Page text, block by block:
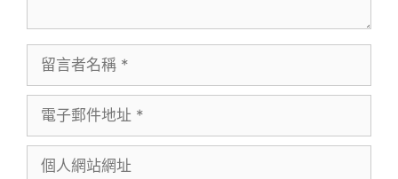
者
稱
郵